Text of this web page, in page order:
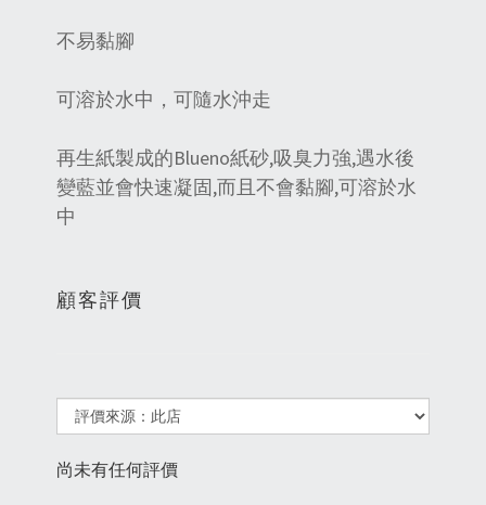
不易黏腳
可溶於水中，可隨水沖走
再生紙製成的Blueno紙砂,吸臭力強,遇水後
變藍並會快速凝固,而且不會黏腳,可溶於水
中
顧客評價
尚未有任何評價